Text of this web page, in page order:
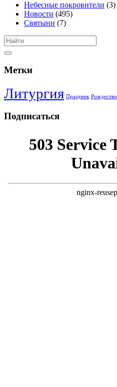
Небесные покровители (3)
Новости (495)
Святыни (7)
Метки
Литургия Праздник Рождество
Подписаться